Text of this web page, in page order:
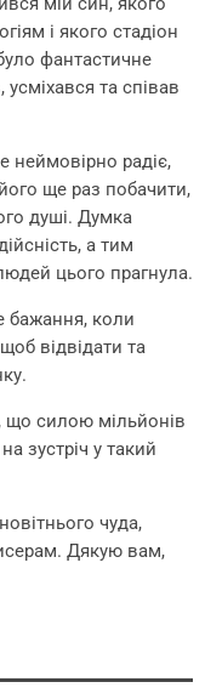
і якого стадіон
фантастичне
та співав
неймовірно радіє,
ще раз побачити,
душі. Думка
а тим
цього прагнула.
бажання, коли
відвідати та
що силою мільйонів
зустріч у такий
чуда,
Дякую вам,